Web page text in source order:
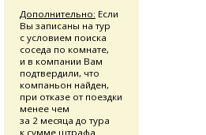
Дополнительно: Если
Вы записаны на тур
с условием поиска
соседа по комнате,
и в компании Вам
подтвердили, что
компаньон найден,
при отказе от поездки
менее чем
за 2 месяца до тура
к сумме штрафа